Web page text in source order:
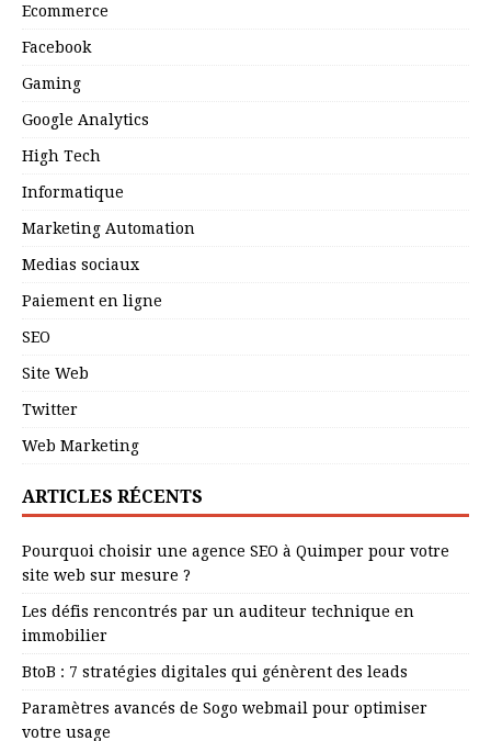
Ecommerce
Facebook
Gaming
Google Analytics
High Tech
Informatique
Marketing Automation
Medias sociaux
Paiement en ligne
SEO
Site Web
Twitter
Web Marketing
ARTICLES RÉCENTS
Pourquoi choisir une agence SEO à Quimper pour votre
site web sur mesure ?
Les défis rencontrés par un auditeur technique en
immobilier
BtoB : 7 stratégies digitales qui génèrent des leads
Paramètres avancés de Sogo webmail pour optimiser
votre usage